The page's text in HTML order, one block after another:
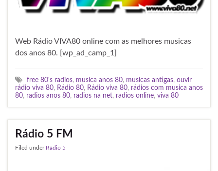
Web Rádio VIVA80 online com as melhores musicas
dos anos 80. [wp_ad_camp_1]
free 80's radios, musica anos 80, musicas antigas, ouvir
rádio viva 80, Rádio 80, Rádio viva 80, rádios com musica anos
80, radios anos 80, radios na net, radios online, viva 80
Rádio 5 FM
Filed under Rádio 5